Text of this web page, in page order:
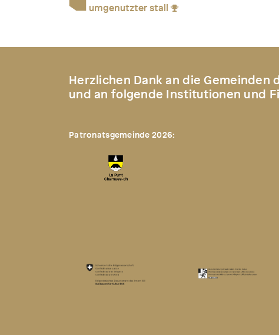
umgenutzter stall
Herzlichen Dank an die Gemeinden
und an folgende Institutionen und
Patronatsgemeinde 2026: